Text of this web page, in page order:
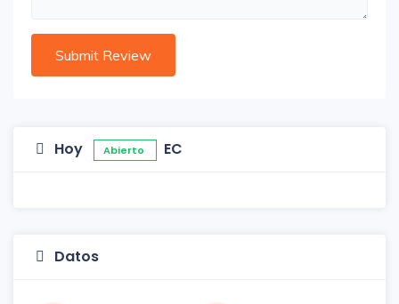
Hoy Abierto EC
Datos